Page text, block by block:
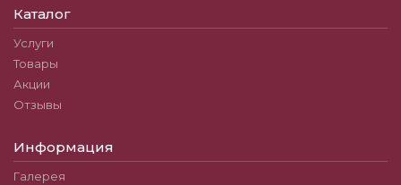
Каталог
Услуги
Товары
Акции
Отзывы
Информация
Галерея